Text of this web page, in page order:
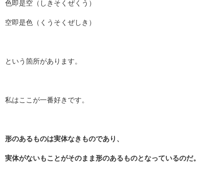
色即是空（しきそくぜくう）
空即是色（くうそくぜしき）
という箇所があります。
私はここが一番好きです。
形のあるものは実体なきものであり、
実体がないもことがそのまま形のあるものとなっているのだ。